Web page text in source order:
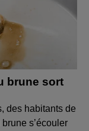
brune sort
des habitants de
s’écouler